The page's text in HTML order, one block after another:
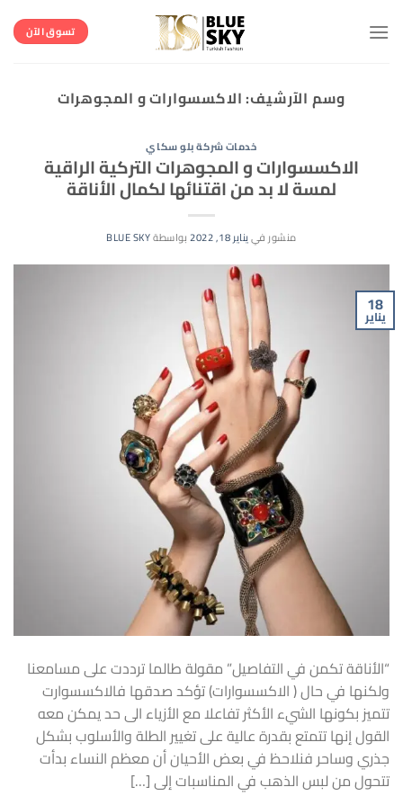
للمحتوى
تسوق الآن
وسم الآرشيف:الاكسسوارات و المجوهرات
خدمات شركة بلو سكاي
الاكسسوارات و المجوهرات التركية الراقية
لمسة لا بد من اقتنائها لكمال الأناقة
منشور فييناير 18, 2022 بواسطةBLUE SKY
18
يناير
“الأناقة تكمن في التفاصيل” مقولة طالما ترددت على مسامعنا
ولكنها في حال ( الاكسسوارات) تؤكد صدقها فالاكسسوارت
تتميز بكونها الشيء الأكثر تفاعلا مع الأزياء الى حد يمكن معه
القول إنها تتمتع بقدرة عالية على تغيير الطلة والأسلوب بشكل
جذري وساحر فنلاحظ في بعض الأحيان أن معظم النساء بدأت
تتحول من لبس الذهب في المناسبات إلى […]